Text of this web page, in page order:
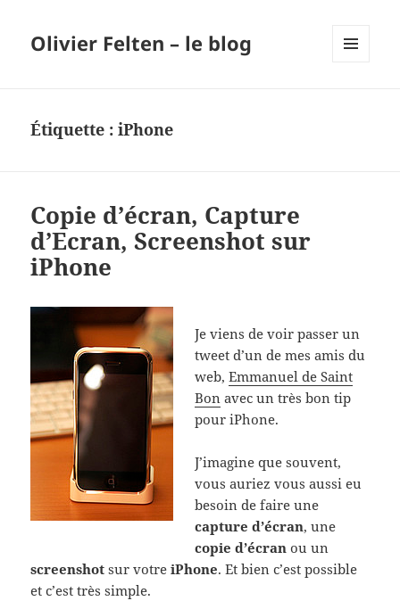
Olivier Felten – le blog
Étiquette :iPhone
Copie d’écran, Capture
d’Ecran, Screenshot sur
iPhone
Je viens de voir passer un
tweet d’un de mes amis du
web,Emmanuel de Saint
Bon avec un très bon tip
pour iPhone.
J’imagine que souvent,
vous auriez vous aussi eu
besoin de faire une
capture d’écran, une
copie d’écran ou un
screenshot sur votreiPhone. Et bien c’est possible
et c’est très simple.